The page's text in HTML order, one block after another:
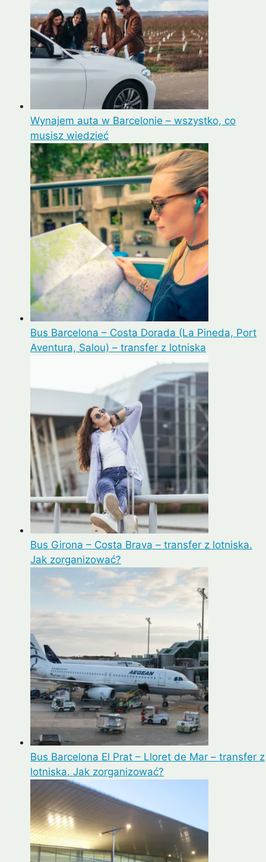
Wynajem auta w Barcelonie – wszystko, co
musisz wiedzieć
Bus Barcelona – Costa Dorada (La Pineda, Port
Aventura, Salou) – transfer z lotniska
Bus Girona – Costa Brava – transfer z lotniska.
Jak zorganizować?
Bus Barcelona El Prat – Lloret de Mar – transfer z
lotniska. Jak zorganizować?